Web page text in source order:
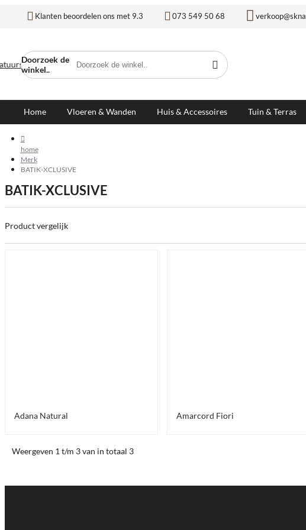
Klanten beoordelen ons met 9.3 073 549 50 68
Doorzoek de
winkel..
Home Vloeren & Wanden Huis & Accessoires Tuin & Terras
home
Merk
BATIK-XCLUSIVE
BATIK-XCLUSIVE
Product vergelijk
Adana Natural Amarcord Fiori
Weergeven 1 t/m 3 van in totaal 3